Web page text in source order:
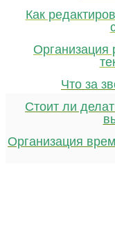
Как
Организация
Что за
Стоит ли
Организация